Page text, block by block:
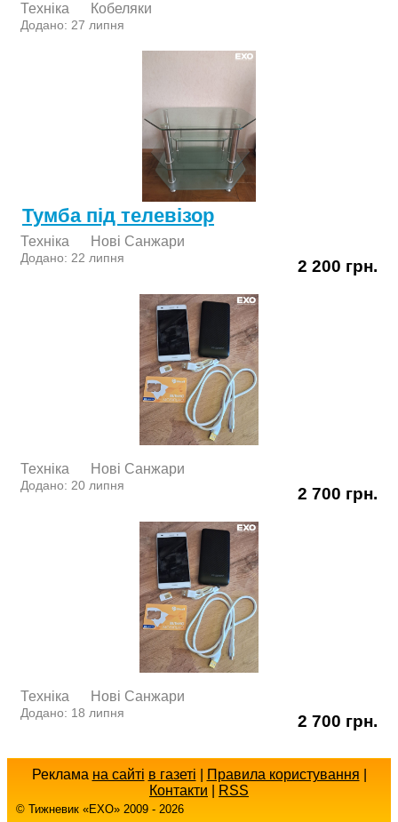
Техніка Кобеляки
Додано: 27 липня
Тумба під телевізор
Техніка Нові Cанжари
Додано: 22 липня 2 200 грн.
Техніка Нові Cанжари
Додано: 20 липня 2 700 грн.
Техніка Нові Cанжари
Додано: 18 липня 2 700 грн.
Реклама на сайті в газеті Правила користування
Контакти
RSS
© Тижневик «EХO» 2009 - 2026